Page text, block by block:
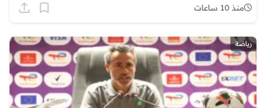
منذ 10 ساعات
رياضة